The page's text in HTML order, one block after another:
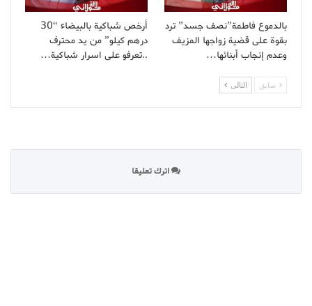
بالدموع فاطمة”نصف جسد” ترد
بقوة على قضية زواجها المزيف
وعدم إنجاب أبنائها…
أرخص شباكية بالبيضاء “30
درهم كيلو” من يد محترف
..تعرفو على اسرار شباكية…
سابق التالى
اترك تعليقا